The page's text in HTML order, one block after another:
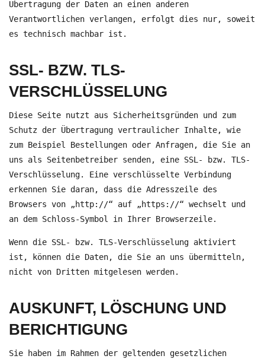
Übertragung der Daten an einen anderen
Verantwortlichen verlangen, erfolgt dies nur, soweit
es technisch machbar ist.
SSL- BZW. TLS-
VERSCHLÜSSELUNG
Diese Seite nutzt aus Sicherheitsgründen und zum
Schutz der Übertragung vertraulicher Inhalte, wie
zum Beispiel Bestellungen oder Anfragen, die Sie an
uns als Seitenbetreiber senden, eine SSL- bzw. TLS-
Verschlüsselung. Eine verschlüsselte Verbindung
erkennen Sie daran, dass die Adresszeile des
Browsers von „http://“ auf „https://“ wechselt und
an dem Schloss-Symbol in Ihrer Browserzeile.
Wenn die SSL- bzw. TLS-Verschlüsselung aktiviert
ist, können die Daten, die Sie an uns übermitteln,
nicht von Dritten mitgelesen werden.
AUSKUNFT, LÖSCHUNG UND
BERICHTIGUNG
Sie haben im Rahmen der geltenden gesetzlichen